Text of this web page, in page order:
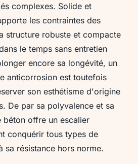
complexes. Solide et
les contraintes des
structure robuste et compacte
le temps sans entretien
encore sa longévité, un
anticorrosion est toutefois
son esthétisme d'origine
De par sa polyvalence et sa
béton offre un escalier
conquérir tous types de
sa résistance hors norme.